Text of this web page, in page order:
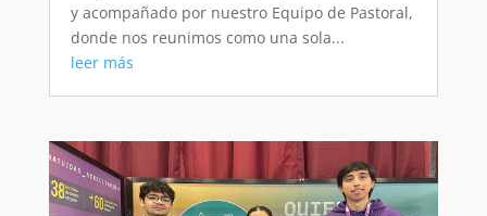
y acompañado por nuestro Equipo de Pastoral,
donde nos reunimos como una sola...
leer más